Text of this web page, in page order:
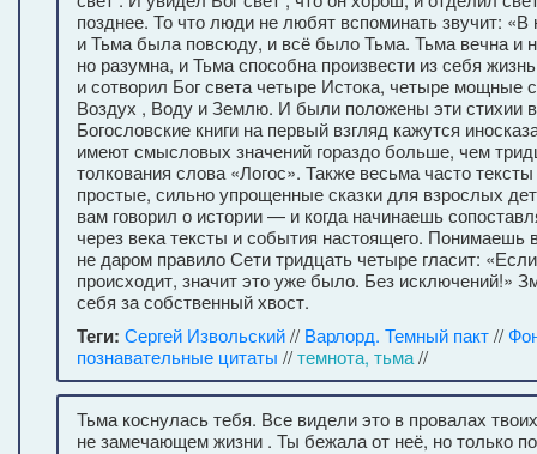
позднее. То что люди не любят вспоминать звучит:
и Тьма была повсюду, и всё было Тьма. Тьма вечна и
но разумна, и Тьма способна произвести из себя
и сотворил Бог света четыре Истока, четыре мощные
Воздух , Воду и Землю. И были положены эти стихии
Богословские книги на первый взгляд кажутся
имеют смысловых значений гораздо больше, чем
толкования слова «Логос». Также весьма часто
простые, сильно упрощенные сказки для взрослых
вам говорил о истории — и когда начинаешь
через века тексты и события настоящего. Понимаешь
не даром правило Сети тридцать четыре гласит:
происходит, значит это уже было. Без исключений!»
себя за собственный хвост.
Теги: Сергей Извольский// Варлорд. Темный пакт//
познавательные цитаты //темнота, тьма//
Тьма коснулась тебя. Все видели это в провалах
не замечающем жизни . Ты бежала от неё, но только